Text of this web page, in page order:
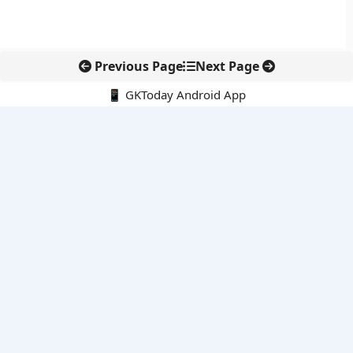
Previous Page Next Page
📱 GKToday Android App